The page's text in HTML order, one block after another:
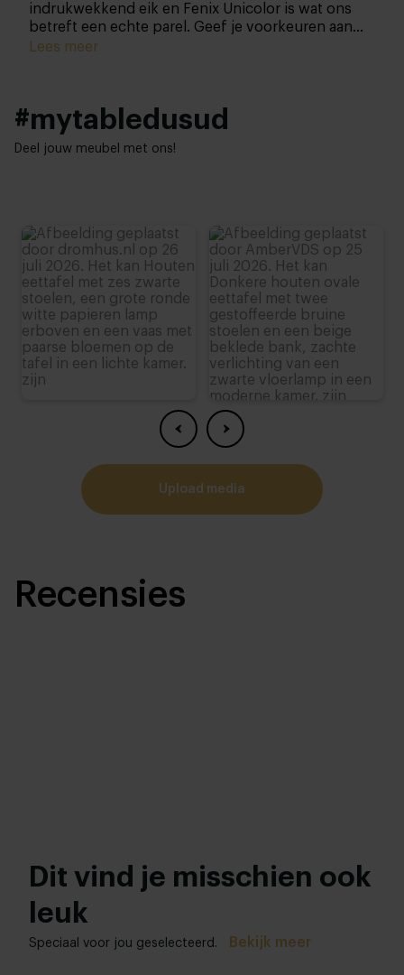
indrukwekkend eik en Fenix Unicolor is wat ons
betreft een echte parel. Geef je voorkeuren aan
ons door zodat we onze handen uit de mouwen
Lees meer
#mytabledusud
Deel jouw meubel met ons!
upload media
Recensies
Dit vind je misschien ook
leuk
Speciaal voor jou geselecteerd. Bekijk meer